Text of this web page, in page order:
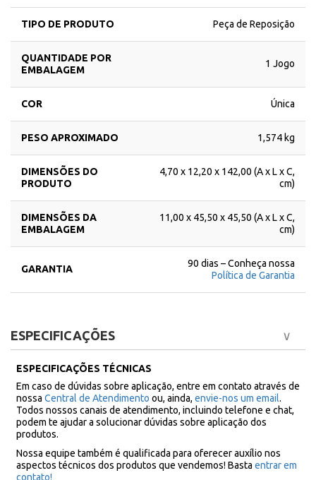
TIPO DE PRODUTO Peça de Reposição
QUANTIDADE POR
EMBALAGEM
1 Jogo
COR Única
PESO APROXIMADO 1,574 kg
DIMENSÕES DO
PRODUTO
4,70 x 12,20 x 142,00 (A x L x C,
cm)
DIMENSÕES DA
EMBALAGEM
11,00 x 45,50 x 45,50 (A x L x C,
cm)
GARANTIA
90 dias – Conheça nossa
Política de Garantia
ESPECIFICAÇÕES
ESPECIFICAÇÕES TÉCNICAS
Em caso de dúvidas sobre aplicação, entre em contato através de
nossa Central de Atendimento ou, ainda, envie-nos um email.
Todos nossos canais de atendimento, incluindo telefone e chat,
podem te ajudar a solucionar dúvidas sobre aplicação dos
produtos.
Nossa equipe também é qualificada para oferecer auxílio nos
aspectos técnicos dos produtos que vendemos! Basta entrar em
contato!